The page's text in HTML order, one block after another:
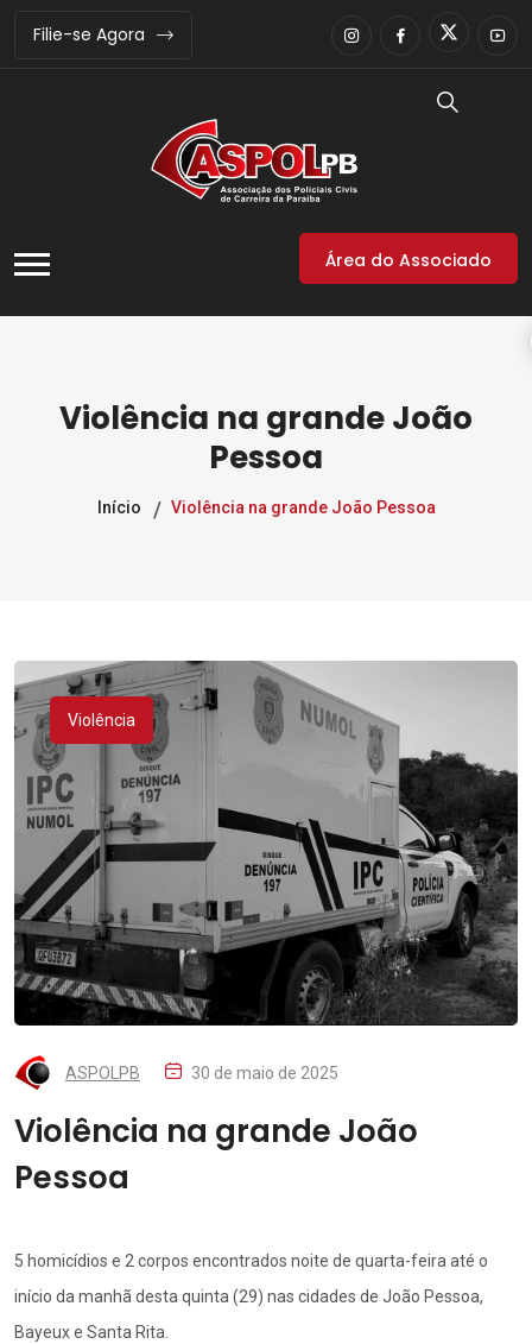
Filie-se Agora
Área do Associado
Violência na grande João
Pessoa
Início Violência na grande João Pessoa
Violência
ASPOLPB 30 de maio de 2025
Violência na grande João
Pessoa
5 homicídios e 2 corpos encontrados noite de quarta-feira até o
início da manhã desta quinta (29) nas cidades de João Pessoa,
Bayeux e Santa Rita.